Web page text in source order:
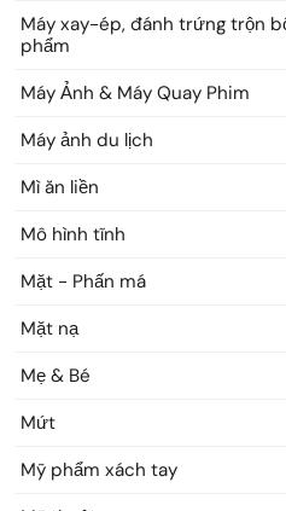
Máy xay-ép, đánh trứng trộn
phẩm
Máy Ảnh & Máy Quay Phim
Máy ảnh du lịch
Mì ăn liền
Mô hình tĩnh
Mặt - Phấn má
Mặt nạ
Mẹ & Bé
Mứt
Mỹ phẩm xách tay